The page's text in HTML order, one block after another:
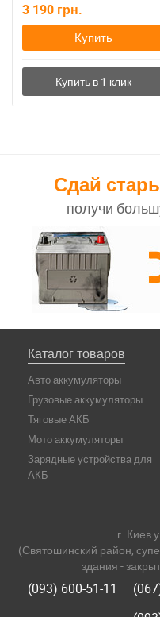
3 190 грн.
Купить
Сдай
получи
Каталог товаров
Авто аккумуляторы
Грузовые аккумуляторы
Тяговые АКБ
Мото аккумуляторы
Зарядные устройства для
АКБ
г. Киев
(Святошинский район,
здания -
(093) 600-51-11